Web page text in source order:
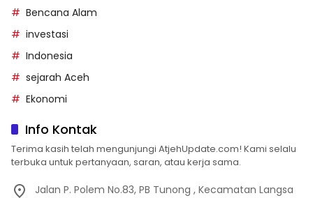
Bencana Alam
investasi
Indonesia
sejarah Aceh
Ekonomi
Info Kontak
Terima kasih telah mengunjungi AtjehUpdate.com! Kami selalu
terbuka untuk pertanyaan, saran, atau kerja sama.
Jalan P. Polem No.83, PB Tunong , Kecamatan Langsa